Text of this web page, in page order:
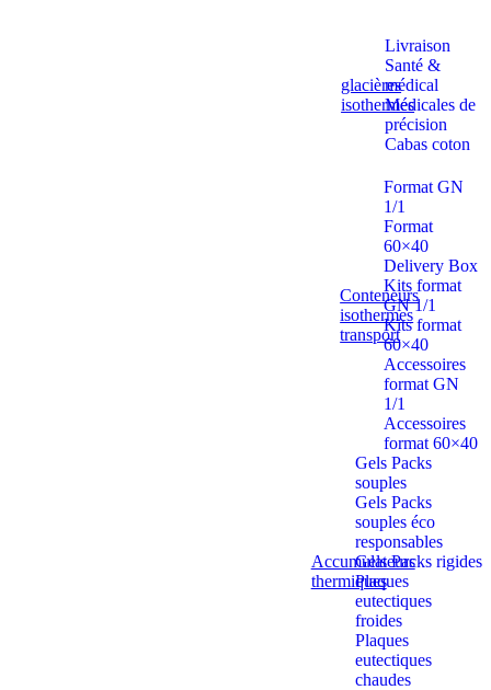
glacières
isothermes
Livraison
Santé &
médical
Médicales de
précision
Cabas coton
Conteneurs
isothermes
transport
Format GN
1/1
Format
60×40
Delivery Box
Kits format
GN 1/1
Kits format
60×40
Accessoires
format GN
1/1
Accessoires
format 60×40
Accumulateurs
thermiques
Gels Packs
souples
Gels Packs
souples éco
responsables
Gels Packs rigides
Plaques
eutectiques
froides
Plaques
eutectiques
chaudes